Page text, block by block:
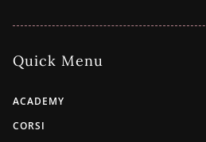
Quick Menu
ACADEMY
CORSI